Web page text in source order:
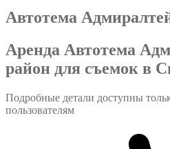
Автотема
Аренда Автотема
район для съемок в
Подробные детали доступны
пользователям